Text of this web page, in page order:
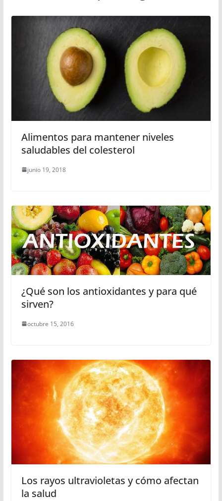
Alimentos para mantener niveles
saludables del colesterol
junio 19, 2018
¿Qué son los antioxidantes y para qué
sirven?
octubre 15, 2016
Los rayos ultravioletas y cómo afectan
la salud